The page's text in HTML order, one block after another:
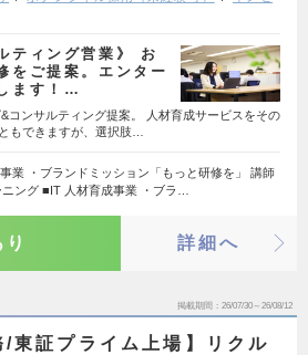
ティング営業》 お
をご提案。エンター
ます！…
コンサルティング提案。 人材育成サービスをその
もできますが、選択肢…
業 ・ブランドミッション「もっと研修を」 講師
ング ■IT 人材育成事業 ・ブラ…
詳細へ
掲載期間 26/07/30～26/08/12
/東証プライム上場】リクル